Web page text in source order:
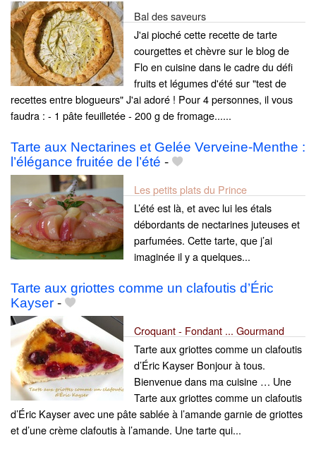
Bal des saveurs
J'ai pioché cette recette de tarte
courgettes et chèvre sur le blog de
Flo en cuisine dans le cadre du défi
fruits et légumes d'été sur "test de
recettes entre blogueurs" J'ai adoré ! Pour 4 personnes, il vous
faudra : - 1 pâte feuilletée - 200 g de fromage......
Tarte aux Nectarines et Gelée Verveine-Menthe :
l’élégance fruitée de l’été -
Les petits plats du Prince
L’été est là, et avec lui les étals
débordants de nectarines juteuses et
parfumées. Cette tarte, que j’ai
imaginée il y a quelques...
Tarte aux griottes comme un clafoutis d’Éric
Kayser -
Croquant - Fondant ... Gourmand
Tarte aux griottes comme un clafoutis
d’Éric Kayser Bonjour à tous.
Bienvenue dans ma cuisine … Une
Tarte aux griottes comme un clafoutis
d’Éric Kayser avec une pâte sablée à l’amande garnie de griottes
et d’une crème clafoutis à l’amande. Une tarte qui...